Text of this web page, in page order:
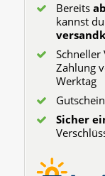
Bereits
kannst
Schneller
Zahlung
Werktag
Sicher